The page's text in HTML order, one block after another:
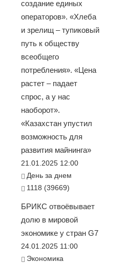
создание единых
операторов». «Хлеба
и зрелищ – тупиковый
путь к обществу
всеобщего
потребления». «Цена
растет – падает
спрос, а у нас
наоборот».
«Казахстан упустил
возможность для
развития майнинга»
21.01.2025 12:00
День за днем
1118 (39669)
БРИКС отвоёвывает
долю в мировой
экономике у стран G7
24.01.2025 11:00
Экономика